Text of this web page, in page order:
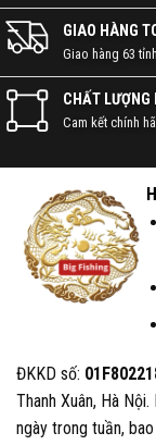
GIAO HÀNG
Giao hàng 63
CHẤT LƯỢNG
Cam kết chính
ĐKKD số:
Thanh Xuân, Hà
ngày trong tuần,